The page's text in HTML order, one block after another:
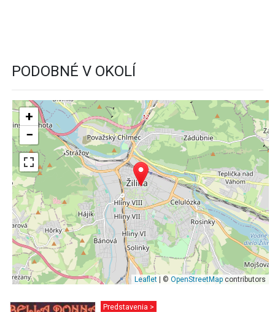
PODOBNÉ V OKOLÍ
+
−
Leaflet | © OpenStreetMap contributors
Predstavenia >